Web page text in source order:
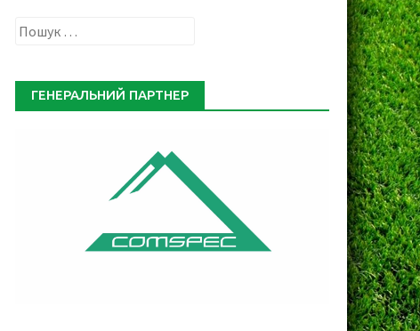
Пошук:
ГЕНЕРАЛЬНИЙ ПАРТНЕР